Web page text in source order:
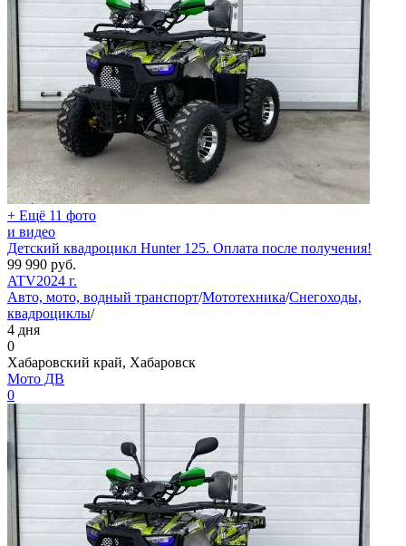
+ Ещё 11 фото
и видео
Детский квадроцикл Hunter 125. Оплата после получения!
99 990 руб.
ATV2024 г.
Авто, мото, водный транспорт/Мототехника/Снегоходы,
квадроциклы/
4 дня
0
Хабаровский край, Хабаровск
Мото ДВ
0